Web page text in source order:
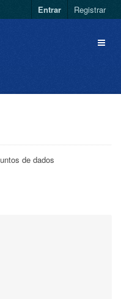
Entrar Registrar
de dados